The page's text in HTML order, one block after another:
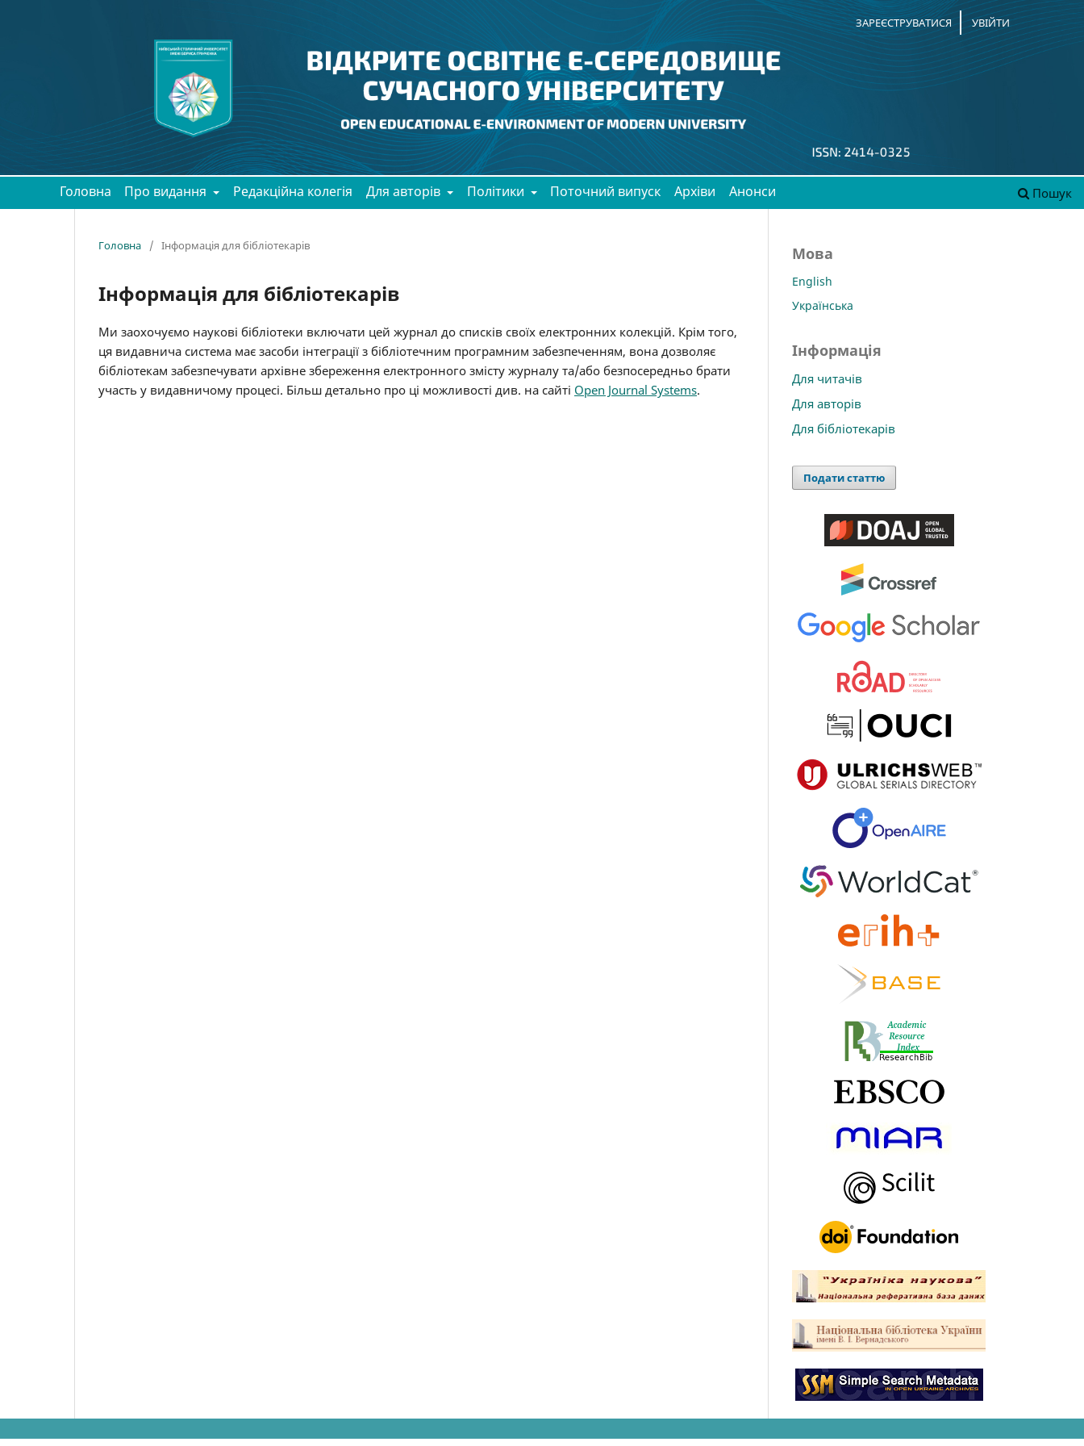
Головна Про видання Редакційна колегія Для авторів Політики Поточний випуск Архіви Анонси Пошук
ЗАРЕЄСТРУВАТИСЯ УВІЙТИ
Головна / Інформація для бібліотекарів
Інформація для бібліотекарів
Ми заохочуємо наукові бібліотеки включати цей журнал до списків своїх електронних колекцій. Крім того,
ця видавнича система має засоби інтеграції з бібліотечним програмним забезпеченням, вона дозволяє
бібліотекам забезпечувати архівне збереження електронного змісту журналу та/або безпосередньо брати
участь у видавничому процесі. Більш детально про ці можливості див. на сайті Open Journal Systems.
Мова
English
Українська
Інформація
Для читачів
Для авторів
Для бібліотекарів
Подати статтю